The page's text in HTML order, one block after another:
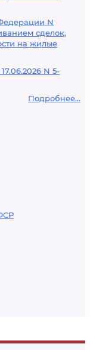
N
сделок,
на жилые
N 5-
Подробнее...